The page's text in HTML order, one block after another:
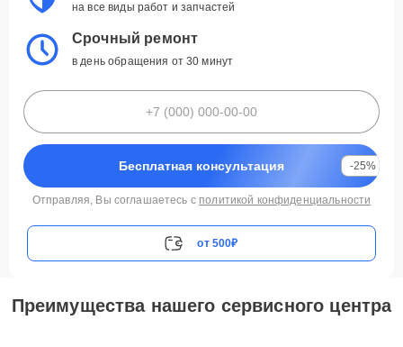
на все виды работ и запчастей
Срочный ремонт
в день обращения от 30 минут
Бесплатная консультация -25%
Отправляя, Вы соглашаетесь с политикой конфиденциальности
от 500₽
Преимущества нашего сервисного центра